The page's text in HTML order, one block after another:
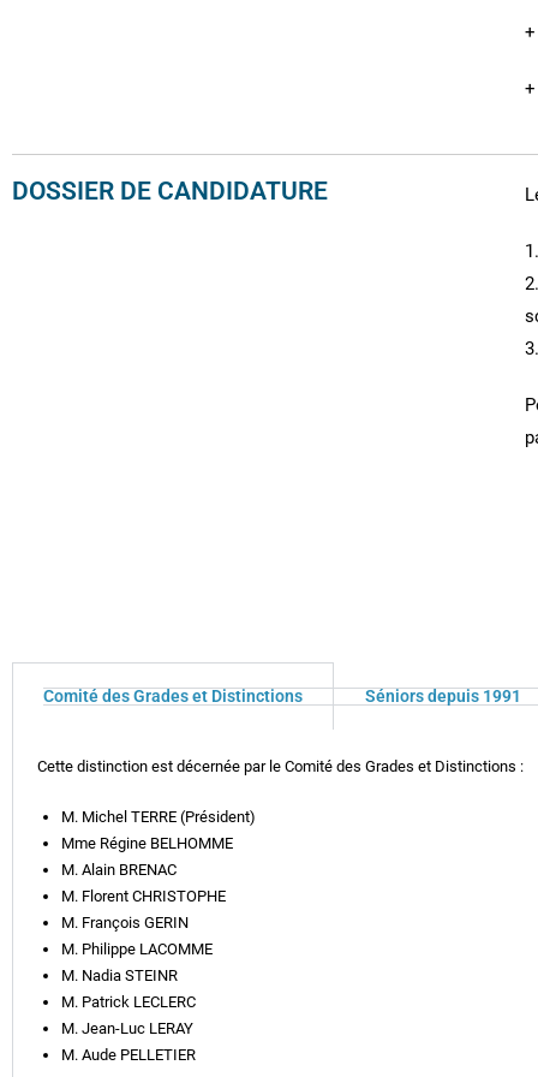
DOSSIER DE CANDIDATURE
Comité des Grades et Distinctions Séniors depuis 1991
Cette distinction est décernée par le Comité des Grades et Distinctions :
M. Michel TERRE (Président)
Mme Régine BELHOMME
M. Alain BRENAC
M. Florent CHRISTOPHE
M. François GERIN
M. Philippe LACOMME
M. Nadia STEINR
M. Patrick LECLERC
M. Jean-Luc LERAY
M. Aude PELLETIER